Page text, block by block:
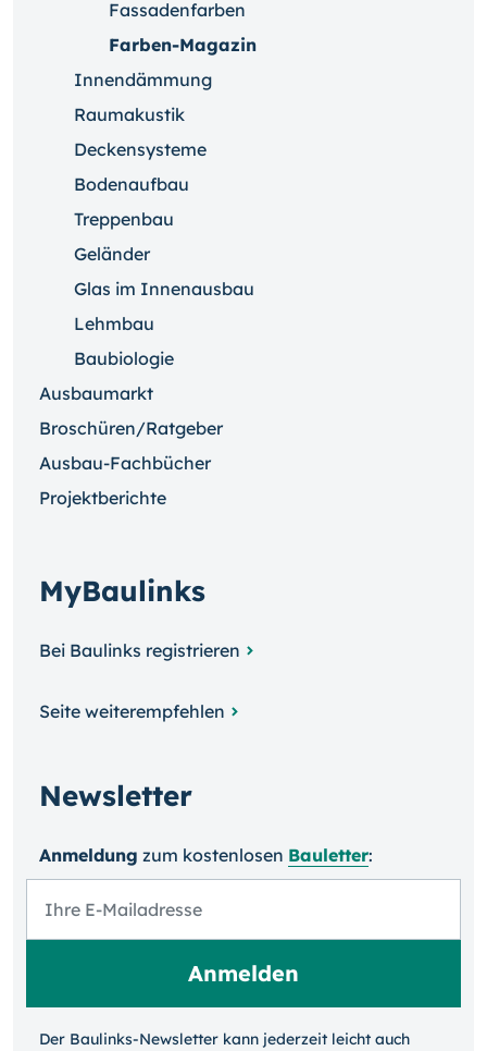
Fassadenfarben
Farben-Magazin
Innendämmung
Raumakustik
Deckensysteme
Bodenaufbau
Treppenbau
Geländer
Glas im Innenausbau
Lehmbau
Baubiologie
Ausbaumarkt
Broschüren/Ratgeber
Ausbau-Fachbücher
Projektberichte
MyBaulinks
Bei Baulinks registrieren
Seite weiterempfehlen
Newsletter
Anmeldung zum kosten­losen Bauletter:
Der Baulinks-Newsletter kann jeder­zeit leicht auch